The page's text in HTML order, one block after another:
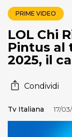
PRIME VIDEO
LOL Chi
Pintus al
2025, il
Condividi
Tv Italiana 17/